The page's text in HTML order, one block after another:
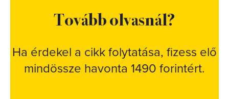
Tovább olvasnál?
Ha érdekel a cikk folytatása, fizess elő
mindössze havonta 1490 forintért.